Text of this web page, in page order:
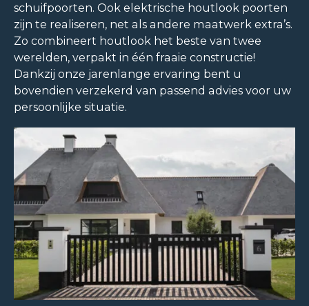
schuifpoorten. Ook elektrische houtlook poorten
zijn te realiseren, net als andere maatwerk extra’s.
Zo combineert houtlook het beste van twee
werelden, verpakt in één fraaie constructie!
Dankzij onze jarenlange ervaring bent u
bovendien verzekerd van passend advies voor uw
persoonlijke situatie.